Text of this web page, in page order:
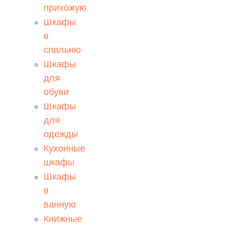
прихожую
Шкафы
в
спальню
Шкафы
для
обуви
Шкафы
для
одежды
Кухонные
шкафы
Шкафы
в
ванную
Книжные